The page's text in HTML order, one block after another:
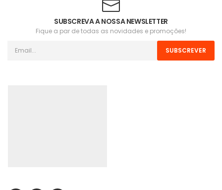
SUBSCREVA A NOSSA NEWSLETTER
Fique a par de todas as novidades e promoções!
SUBSCREVER